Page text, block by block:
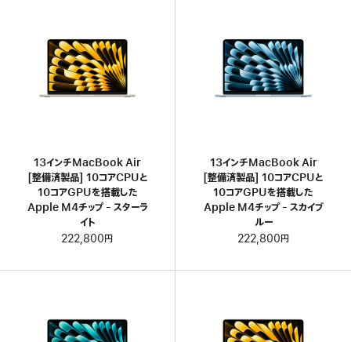
13インチMacBook Air
[整備済製品] 10コアCPUと
10コアGPUを搭載した
Apple M4チップ - スターラ
イト
222,800円
13インチMacBook Air
[整備済製品] 10コアCPUと
10コアGPUを搭載した
Apple M4チップ - スカイブ
ルー
222,800円